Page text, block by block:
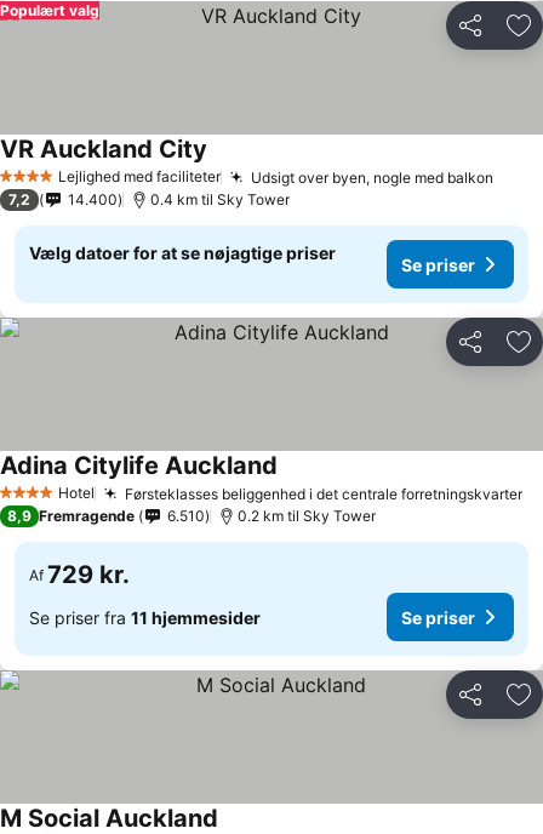
Del
Populært valg
4 StjernerLejlighed med faciliteter Udsigt over byen, nogle med balkon
VR Auckland City
7,2 14.400 0.4 km til Sky Tower
Vælg datoer for at se nøjagtige priser
Se priser
Del
4 StjernerHotel Førsteklasses beliggenhed i det centrale forretningskvarter
Adina Citylife Auckland
8,9 Fremragende 6.510 0.2 km til Sky Tower
Af 729 kr.
Se priser fra 11 hjemmesider Se priser
Del
M Social Auckland